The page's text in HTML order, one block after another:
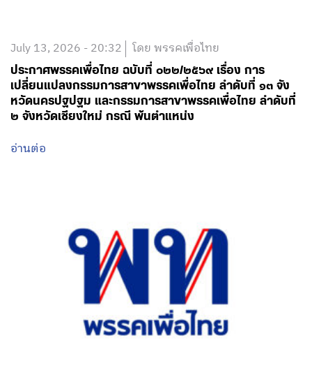
July 13, 2026 - 20:32 โดย พรรคเพื่อไทย
ประกาศพรรคเพื่อไทย ฉบับที่ ๐๒๒/๒๕๖๙ เรื่อง การ
เปลี่ยนแปลงกรรมการสาขาพรรคเพื่อไทย ลำดับที่ ๑๓ จัง
หวัดนครปฐปฐม และกรรมการสาขาพรรคเพื่อไทย ลำดับที่
๒ จังหวัดเชียงใหม่ กรณี พ้นตำแหน่ง
อ่านต่อ